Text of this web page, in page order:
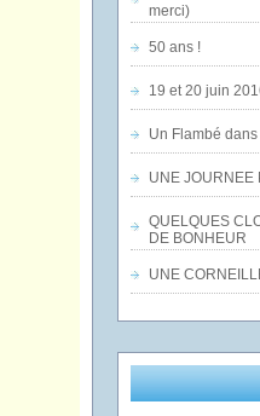
merci)
50 ans !
19 et 20 juin
Un Flambé
UNE JOURNEE
QUELQUES
DE BONHEUR
UNE